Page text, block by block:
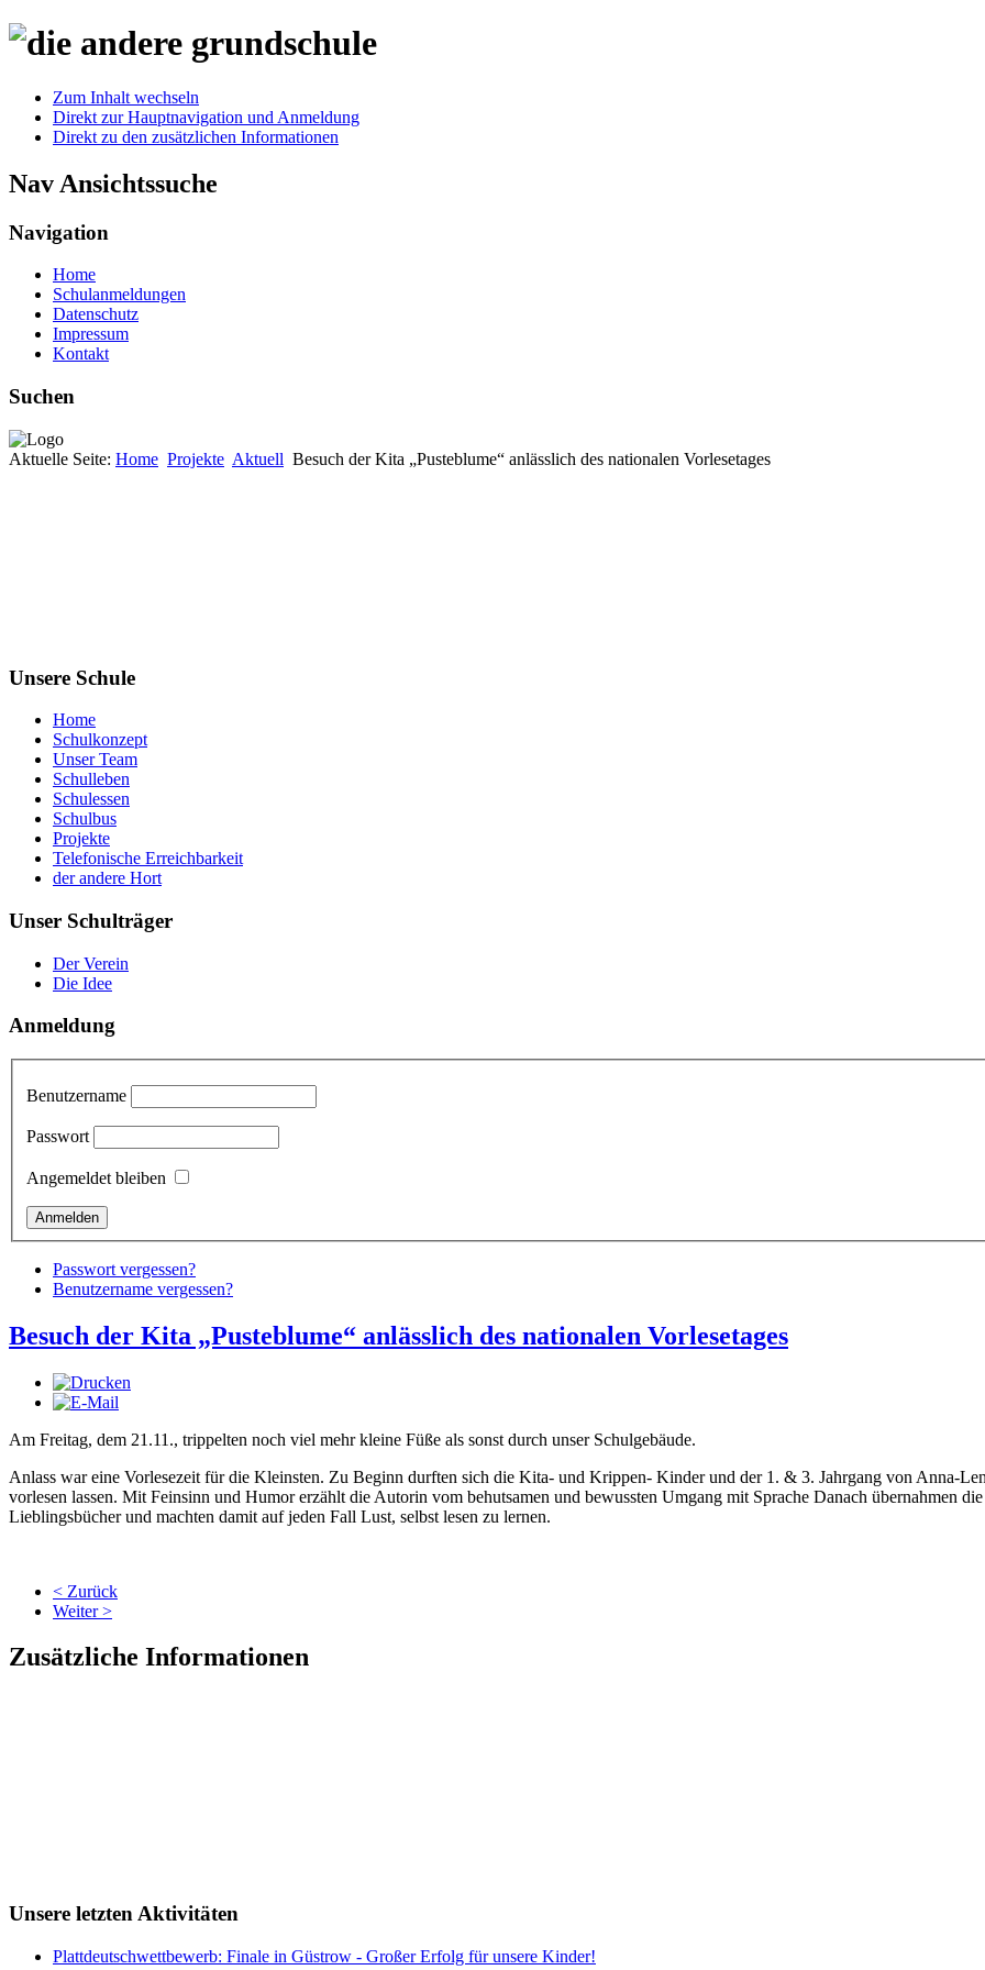
Zum Inhalt wechseln
Direkt zur Hauptnavigation und Anmeldung
Direkt zu den zusätzlichen Informationen
Nav Ansichtssuche
Navigation
Home
Schulanmeldungen
Datenschutz
Impressum
Kontakt
Suchen
Aktuelle Seite: Home Projekte Aktuell Besuch der Kita „Pusteblume“ anlässlich des nationalen Vorlesetages
Unsere Schule
Home
Schulkonzept
Unser Team
Schulleben
Schulessen
Schulbus
Projekte
Telefonische Erreichbarkeit
der andere Hort
Unser Schulträger
Der Verein
Die Idee
Anmeldung
Benutzername
Passwort
Angemeldet bleiben
Passwort vergessen?
Benutzername vergessen?
Besuch der Kita „Pusteblume“ anlässlich des nationalen Vorlesetages
Am Freitag, dem 21.11., trippelten noch viel mehr kleine Füße als sonst durch unser Schulgebäude.
Anlass war eine Vorlesezeit für die Kleinsten. Zu Beginn durften sich die Kita- und Krippen- Kinder und der 1. & 3. Jahrgang von Anna-
vorlesen lassen. Mit Feinsinn und Humor erzählt die Autorin vom behutsamen und bewussten Umgang mit Sprache Danach übernahmen
Lieblingsbücher und machten damit auf jeden Fall Lust, selbst lesen zu lernen.
< Zurück
Weiter >
Zusätzliche Informationen
Unsere letzten Aktivitäten
Plattdeutschwettbewerb: Finale in Güstrow - Großer Erfolg für unsere Kinder!